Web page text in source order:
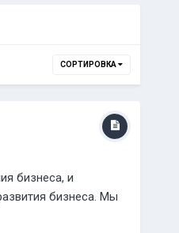
СОРТИРОВКА
бизнеса, и
бизнеса. Мы